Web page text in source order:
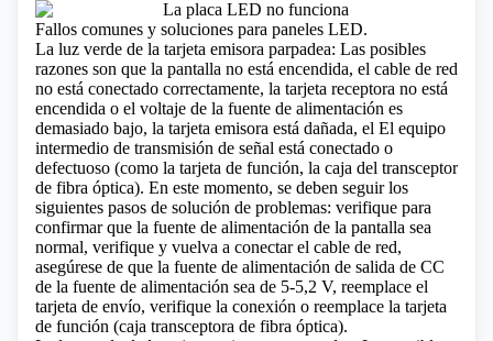
Fallos comunes y soluciones para paneles LED.
La luz verde de la tarjeta emisora ​​parpadea: Las posibles
razones son que la pantalla no está encendida, el cable de red
no está conectado correctamente, la tarjeta receptora no está
encendida o el voltaje de la fuente de alimentación es
demasiado bajo, la tarjeta emisora ​​está dañada, el El equipo
intermedio de transmisión de señal está conectado o
defectuoso (como la tarjeta de función, la caja del transceptor
de fibra óptica). En este momento, se deben seguir los
siguientes pasos de solución de problemas: verifique para
confirmar que la fuente de alimentación de la pantalla sea
normal, verifique y vuelva a conectar el cable de red,
asegúrese de que la fuente de alimentación de salida de CC
de la fuente de alimentación sea de 5-5,2 V, reemplace el
tarjeta de envío, verifique la conexión o reemplace la tarjeta
de función (caja transceptora de fibra óptica).